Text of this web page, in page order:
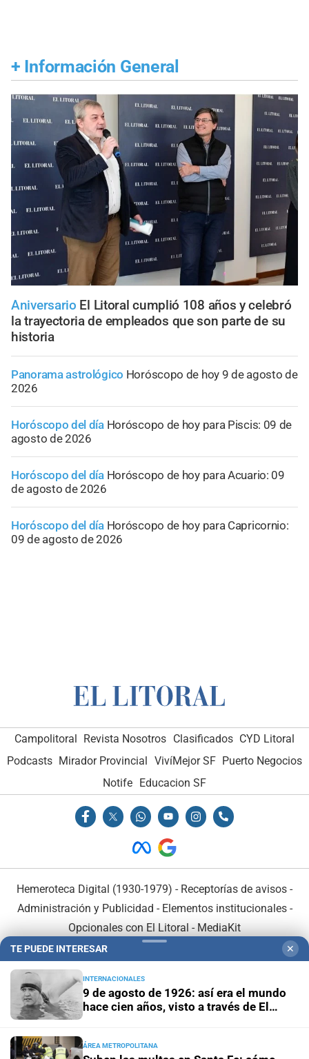
+ Información General
Aniversario El Litoral cumplió 108 años y celebró
la trayectoria de empleados que son parte de su
historia
Panorama astrológico Horóscopo de hoy 9 de agosto de
2026
Horóscopo del día Horóscopo de hoy para Piscis: 09 de
agosto de 2026
Horóscopo del día Horóscopo de hoy para Acuario: 09
de agosto de 2026
Horóscopo del día Horóscopo de hoy para Capricornio:
09 de agosto de 2026
Campolitoral Revista Nosotros Clasificados CYD Litoral
Podcasts Mirador Provincial VivíMejor SF Puerto Negocios
Notife Educacion SF
Hemeroteca Digital (1930-1979) - Receptorías de avisos -
Administración y Publicidad - Elementos institucionales-
Opcionales con El Litoral - MediaKit
En Asociación con:
TE PUEDE INTERESAR ✕
INTERNACIONALES
9 de agosto de 1926: así era el mundo
hace cien años, visto a través de El
ÁREA METROPOLITANA